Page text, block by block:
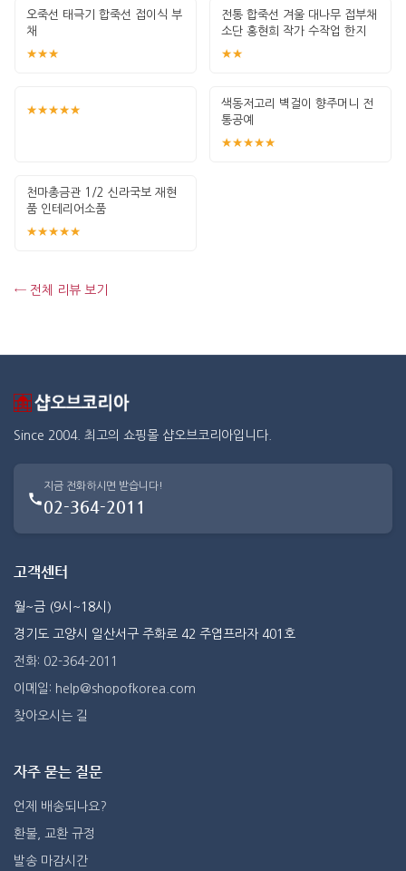
오죽선 태극기 합죽선 접이식 부
채
★★★
전통 합죽선 겨울 대나무 접부채
소단 홍현희 작가 수작업 한지
그림 고급
★★
★★★★★
색동저고리 벽걸이 향주머니 전
통공예
★★★★★
천마총금관 1/2 신라국보 재현
품 인테리어소품
★★★★★
← 전체 리뷰 보기
Since 2004. 최고의 쇼핑몰 샵오브코리아입니다.
지금 전화하시면 받습니다!
02-364-2011
고객센터
월~금 (9시~18시)
경기도 고양시 일산서구 주화로 42 주엽프라자 401호
전화: 02-364-2011
이메일: help@shopofkorea.com
찾아오시는 길
자주 묻는 질문
언제 배송되나요?
환불, 교환 규정
발송 마감시간